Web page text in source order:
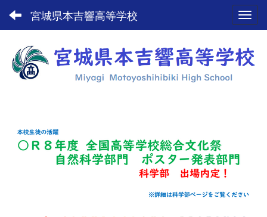
宮城県本吉響高等学校